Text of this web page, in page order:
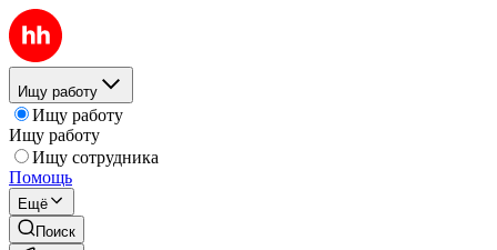
Ищу работу
Ищу работу
Ищу работу
Ищу сотрудника
Помощь
Ещё
Поиск